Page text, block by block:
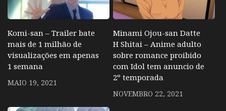
Komi-san – Trailer bate
mais de 1 milhão de
visualizações em apenas
1 semana
MAIO 19, 2021
Minami Ojou-san Datte
H Shitai – Anime adulto
sobre romance proibido
com Idol tem anuncio de
2º temporada
NOVEMBRO 22, 2021